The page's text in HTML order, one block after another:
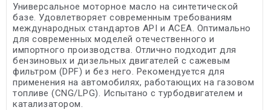
Универсальное моторное масло на синтетической
базе. Удовлетворяет современным требованиям
международных стандартов API и ACEA. Оптимально
для современных моделей отечественного и
импортного производства. Отлично подходит для
бензиновых и дизельных двигателей с сажевым
фильтром (DPF) и без него. Рекомендуется для
применения на автомобилях, работающих на газовом
топливе (CNG/LPG). Испытано с турбодвигателем и
катализатором.